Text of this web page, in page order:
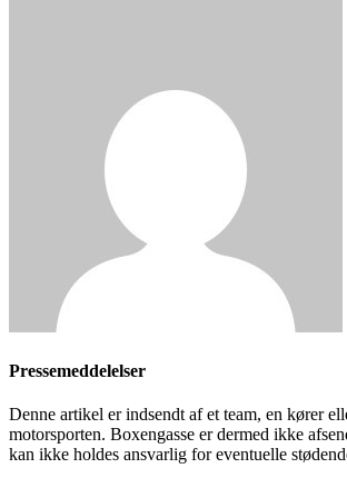
Pressemeddelelser
Denne artikel er indsendt af et team, en kører
motorsporten. Boxengasse er dermed ikke
kan ikke holdes ansvarlig for eventuelle